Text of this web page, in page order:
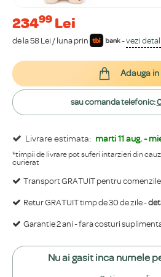
Livrare estimata: marti 11 aug. -
*timpii de livrare pot suferi intarzieri din
curierat
Transport GRATUIT pentru comenzile
Retur GRATUIT timp de 30 de zile -
Garantie 2 ani - fara costuri
23499 Lei
de la 58 Lei / luna prin -vezi
Adauga in
sau comanda telefonic:
Nu ai gasit inca numele